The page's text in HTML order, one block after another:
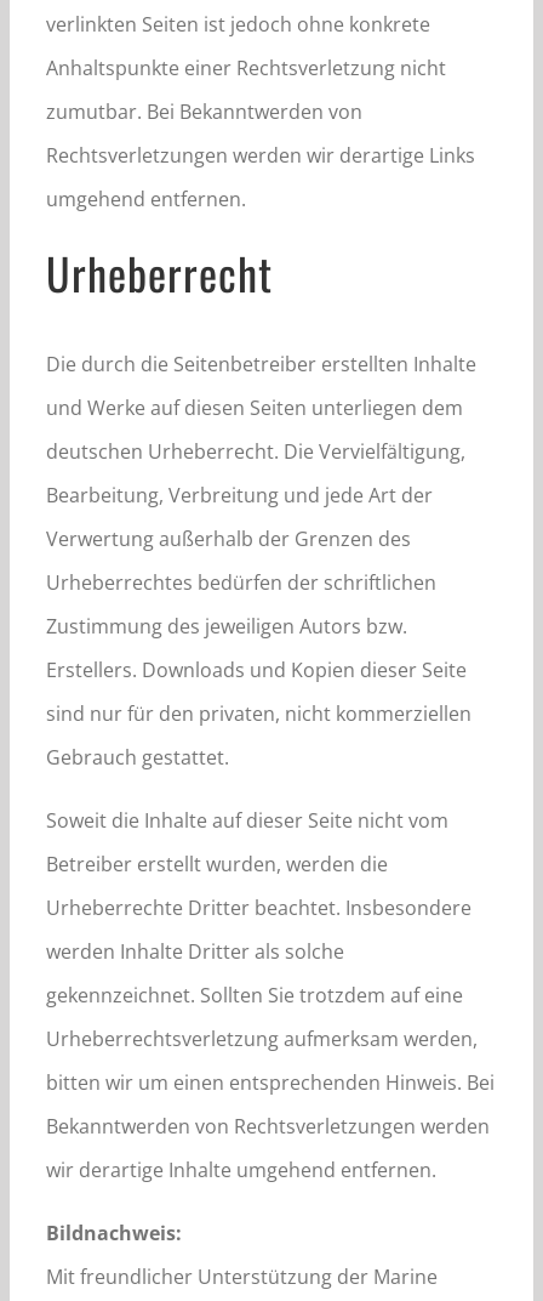
verlinkten Seiten ist jedoch ohne konkrete
Anhaltspunkte einer Rechtsverletzung nicht
zumutbar. Bei Bekanntwerden von
Rechtsverletzungen werden wir derartige Links
umgehend entfernen.
Urheberrecht
Die durch die Seitenbetreiber erstellten Inhalte
und Werke auf diesen Seiten unterliegen dem
deutschen Urheberrecht. Die Vervielfältigung,
Bearbeitung, Verbreitung und jede Art der
Verwertung außerhalb der Grenzen des
Urheberrechtes bedürfen der schriftlichen
Zustimmung des jeweiligen Autors bzw.
Erstellers. Downloads und Kopien dieser Seite
sind nur für den privaten, nicht kommerziellen
Gebrauch gestattet.
Soweit die Inhalte auf dieser Seite nicht vom
Betreiber erstellt wurden, werden die
Urheberrechte Dritter beachtet. Insbesondere
werden Inhalte Dritter als solche
gekennzeichnet. Sollten Sie trotzdem auf eine
Urheberrechtsverletzung aufmerksam werden,
bitten wir um einen entsprechenden Hinweis. Bei
Bekanntwerden von Rechtsverletzungen werden
wir derartige Inhalte umgehend entfernen.
Bildnachweis:
Mit freundlicher Unterstützung der Marine